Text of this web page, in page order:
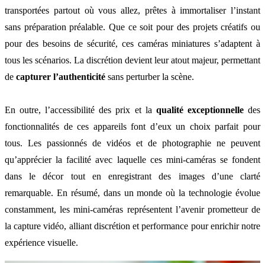
transportées partout où vous allez, prêtes à immortaliser l’instant
sans préparation préalable. Que ce soit pour des projets créatifs ou
pour des besoins de sécurité, ces caméras miniatures s’adaptent à
tous les scénarios. La discrétion devient leur atout majeur, permettant
de capturer l’authenticité sans perturber la scène.
En outre, l’accessibilité des prix et la qualité exceptionnelledes
fonctionnalités de ces appareils font d’eux un choix parfait pour
tous. Les passionnés de vidéos et de photographie ne peuvent
qu’apprécier la facilité avec laquelle ces mini-caméras se fondent
dans le décor tout en enregistrant des images d’une clarté
remarquable. En résumé, dans un monde où la technologie évolue
constamment, les mini-caméras représentent l’avenir prometteur de
la capture vidéo, alliant discrétion et performance pour enrichir notre
expérience visuelle.